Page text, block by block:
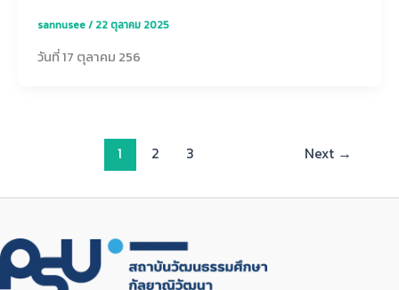
sannusee/ 22 ตุลาคม 2025
วันที่ 17 ตุลาคม 256
1 2 3 Next →